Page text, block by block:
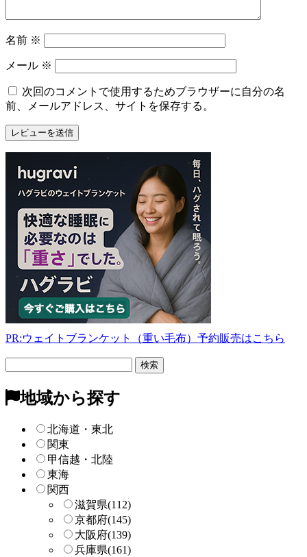
名前 ※
メール ※
次回のコメントで使用するためブラウザーに自分の名
前、メールアドレス、サイトを保存する。
PR:ウェイトブランケット（重い毛布）予約販売はこちら
ー
検
地域から探す
北海道・東北
関東
甲信越・北陸
東海
関西
滋賀県(112)
京都府(145)
大阪府(139)
兵庫県(161)